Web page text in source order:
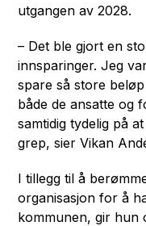
utgangen av 2028.
– Det ble gjort en
innsparinger. Jeg
spare så store
både de ansatte og
samtidig tydelig på
grep, sier Vikan
I tillegg til å
organisasjon for å
kommunen, gir hun